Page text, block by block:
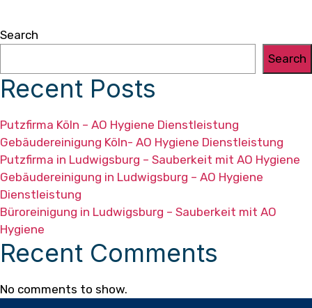
Search
Search
Recent Posts
Putzfirma Köln – AO Hygiene Dienstleistung
Gebäudereinigung Köln- AO Hygiene Dienstleistung
Putzfirma in Ludwigsburg – Sauberkeit mit AO Hygiene
Gebäudereinigung in Ludwigsburg – AO Hygiene
Dienstleistung
Büroreinigung in Ludwigsburg – Sauberkeit mit AO
Hygiene
Recent Comments
No comments to show.